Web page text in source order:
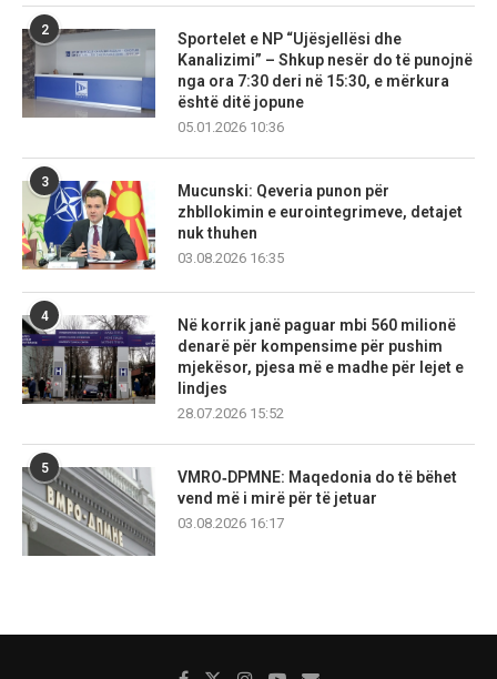
2
Sportelet e NP “Ujësjellësi dhe
Kanalizimi” – Shkup nesër do të punojnë
nga ora 7:30 deri në 15:30, e mërkura
është ditë jopune
05.01.2026 10:36
3
Mucunski: Qeveria punon për
zhbllokimin e eurointegrimeve, detajet
nuk thuhen
03.08.2026 16:35
4
Në korrik janë paguar mbi 560 milionë
denarë për kompensime për pushim
mjekësor, pjesa më e madhe për lejet e
lindjes
28.07.2026 15:52
5
VMRO‑DPMNE: Maqedonia do të bëhet
vend më i mirë për të jetuar
03.08.2026 16:17